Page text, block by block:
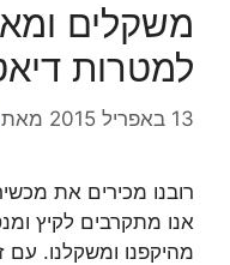
משקלים
למטרות
13 באפריל 2015 מאת
רובנו מכירים את
אנו מתקרבים לקיץ
מהיקפנו ומשקלנו.